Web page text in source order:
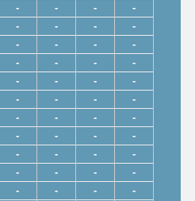
- - - -
- - - -
- - - -
- - - -
- - - -
- - - -
- - - -
- - - -
- - - -
- - - -
- - - -